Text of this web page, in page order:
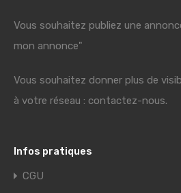
Vous souhaitez publiez une
mon annonce"
Vous souhaitez donner plus de
à votre réseau : contactez-nous.
Infos pratiques
CGU